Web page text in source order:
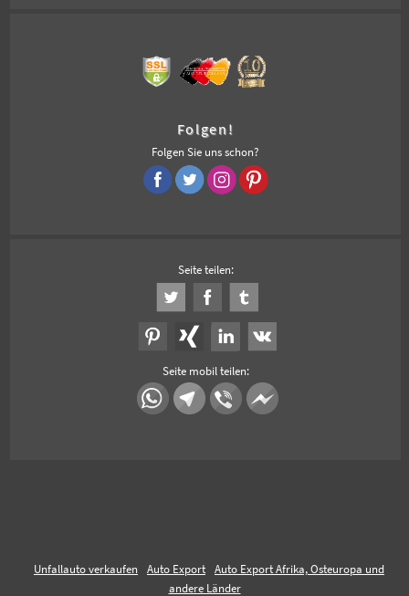
Folgen!
Folgen Sie uns schon?
Seite teilen:
Seite mobil teilen:
Unfallauto verkaufen Auto Export
Auto Export Afrika, Osteuropa und
andere Länder